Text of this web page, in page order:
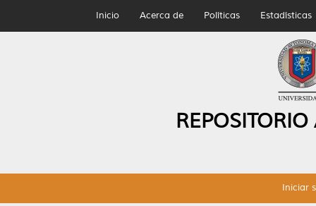
Inicio Acerca de Políticas Estadísticas
Iniciar